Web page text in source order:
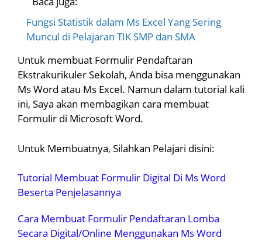
Fungsi Statistik dalam Ms Excel Yang Sering
Muncul di Pelajaran TIK SMP dan SMA
Untuk membuat Formulir Pendaftaran
Ekstrakurikuler Sekolah, Anda bisa menggunakan
Ms Word atau Ms Excel. Namun dalam tutorial kali
ini, Saya akan membagikan cara membuat
Formulir di Microsoft Word.
Untuk Membuatnya, Silahkan Pelajari disini:
Tutorial Membuat Formulir Digital Di Ms Word
Beserta Penjelasannya
Cara Membuat Formulir Pendaftaran Lomba
Secara Digital/Online Menggunakan Ms Word